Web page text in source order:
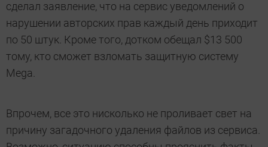
сделал заявление, что на сервис уведомлений о
нарушении авторских прав каждый день приходит
по 50 штук. Кроме того, дотком обещал $13 500
тому, кто сможет взломать защитную систему
Mega.
Впрочем, все это нисколько не проливает свет на
причину загадочного удаления файлов из сервиса.